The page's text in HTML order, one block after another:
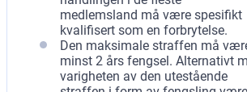
medlemsland må være spesifikt
kvalifisert som en forbrytelse.
Den maksimale straffen må
minst 2 års fengsel. Alternativt
varigheten av den utestående